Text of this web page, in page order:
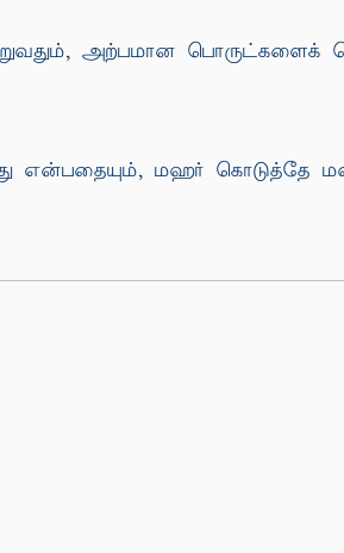
அற்பமான பொருட்களைக்
என்பதையும், மஹர் கொடுத்தே